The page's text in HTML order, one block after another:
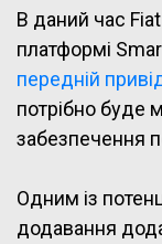
В даний час
платформі
передній
потрібно буде
забезпечення
Одним із
додавання